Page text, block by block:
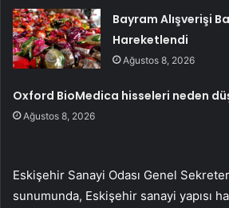
Bayram Alışverişi
Hareketlendi
Ağustos 8, 2026
Oxford BioMedica hisseleri neden
Ağustos 8, 2026
Eskişehir Sanayi Odası Genel
sunumunda, Eskişehir sanayi yapısı